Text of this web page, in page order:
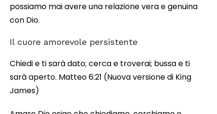
possiamo mai avere una relazione vera e genuina
con Dio.
Il cuore amorevole persistente
Chiedi e ti sarà dato; cerca e troverai; bussa e ti
sarà aperto. Matteo 6:21 (Nuova versione di King
James)